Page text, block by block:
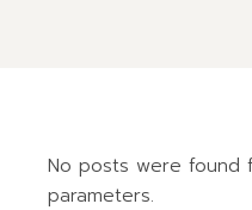
No posts were found
parameters.